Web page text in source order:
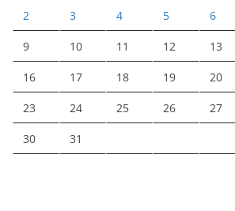
2 3 4 5 6
9 10 11 12 13
16 17 18 19 20
23 24 25 26 27
30 31